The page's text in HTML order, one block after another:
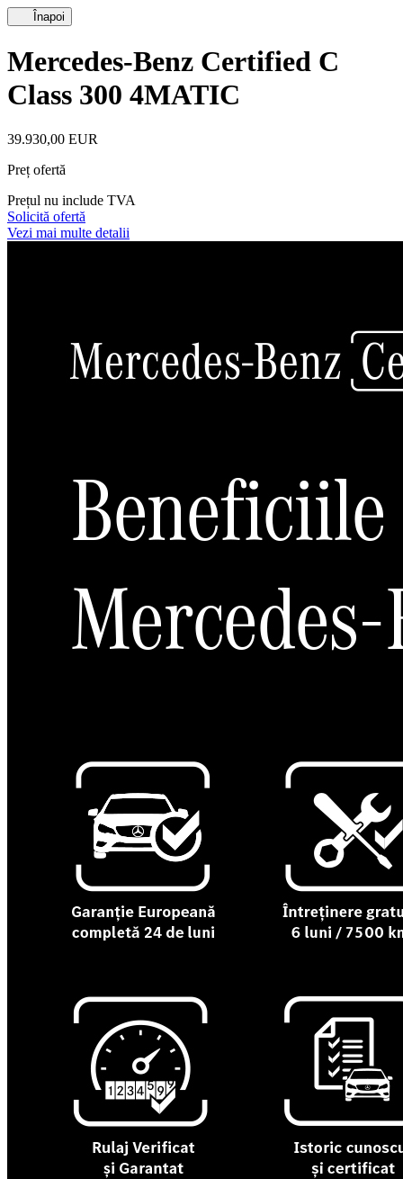
Înapoi
Mercedes-Benz Certified C
Class 300 4MATIC
39.930,00 EUR
Preț ofertă
Prețul nu include TVA
Solicită ofertă
Vezi mai multe detalii